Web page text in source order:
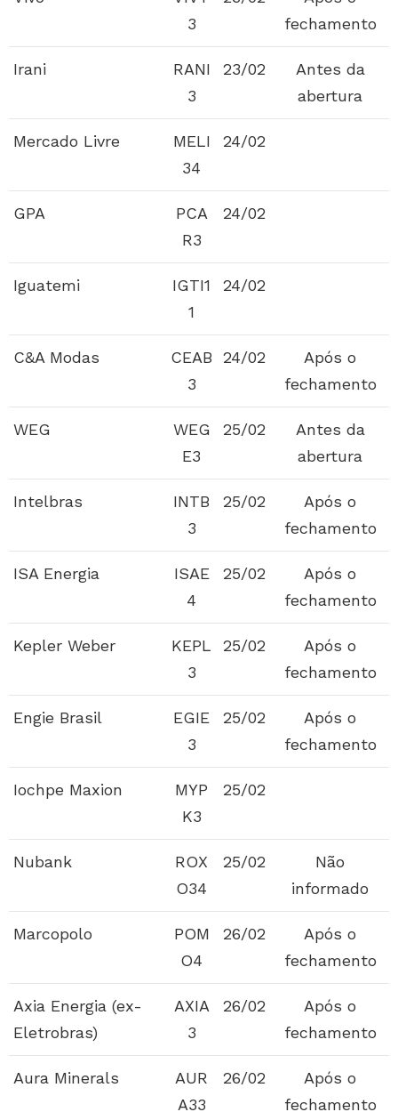
3
fechamento
Irani
RANI
3
23/02
Antes da
abertura
Mercado Livre
MELI
34
24/02
GPA
PCA
R3
24/02
Iguatemi
IGTI1
1
24/02
C&A Modas
CEAB
3
24/02
Após o
fechamento
WEG
WEG
E3
25/02
Antes da
abertura
Intelbras
INTB
3
25/02
Após o
fechamento
ISA Energia
ISAE
4
25/02
Após o
fechamento
Kepler Weber
KEPL
3
25/02
Após o
fechamento
Engie Brasil
EGIE
3
25/02
Após o
fechamento
Iochpe Maxion
MYP
K3
25/02
Nubank
ROX
O34
25/02
Não
informado
Marcopolo
POM
O4
26/02
Após o
fechamento
Axia Energia (ex-
Eletrobras)
AXIA
3
26/02
Após o
fechamento
Aura Minerals
AUR
A33
26/02
Após o
fechamento